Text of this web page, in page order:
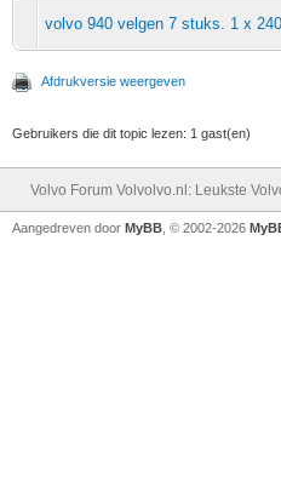
volvo 940 velgen 7 stuks. 1 x
Afdrukversie weergeven
Gebruikers die dit topic lezen: 1 gast(en)
Volvo Forum Volvolvo.nl: Leukste
Aangedreven door MyBB , © 2002-2026